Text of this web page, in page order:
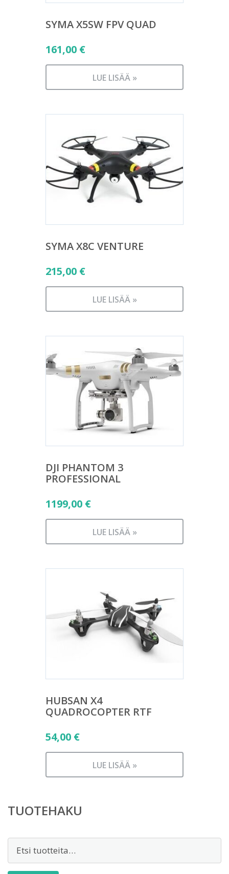
SYMA X5SW FPV QUAD
161,00 €
LUE LISÄÄ »
SYMA X8C VENTURE
215,00 €
LUE LISÄÄ »
DJI PHANTOM 3
PROFESSIONAL
1199,00 €
LUE LISÄÄ »
HUBSAN X4
QUADROCOPTER RTF
54,00 €
LUE LISÄÄ »
TUOTEHAKU
Etsi: